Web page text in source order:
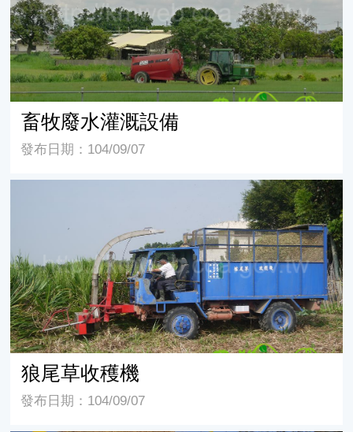
畜牧廢水灌溉設備
發布日期：104/09/07
狼尾草收穫機
發布日期：104/09/07